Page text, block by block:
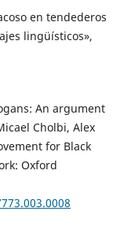
en tendederos
lingüísticos»,
An argument
Cholbi, Alex
for Black
Oxford